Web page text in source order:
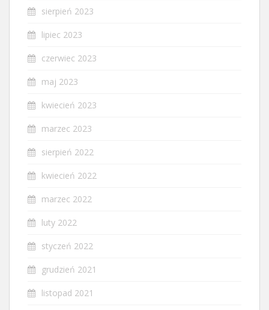
sierpień 2023
lipiec 2023
czerwiec 2023
maj 2023
kwiecień 2023
marzec 2023
sierpień 2022
kwiecień 2022
marzec 2022
luty 2022
styczeń 2022
grudzień 2021
listopad 2021